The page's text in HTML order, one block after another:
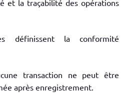
et la traçabilité des opérations
définissent la conformité
transaction ne peut être
après enregistrement.